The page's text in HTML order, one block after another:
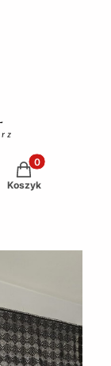
Produkty w
Koszyk